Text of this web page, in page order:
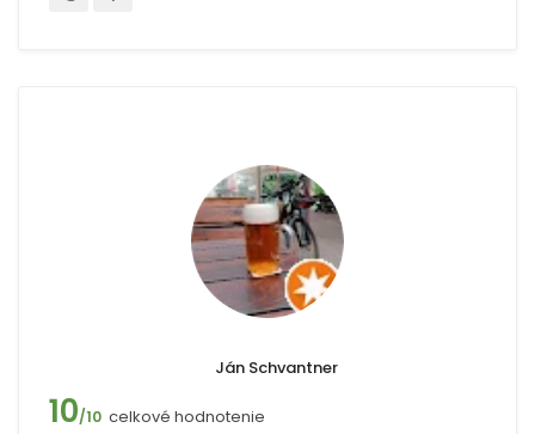
Ján Schvantner
10/10 celkové hodnotenie